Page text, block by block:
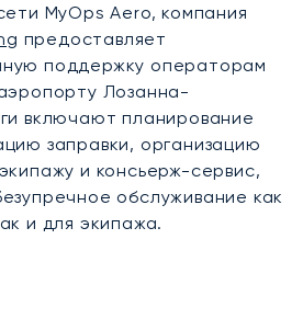
MyOps Aero, компания
предоставляет
поддержку операторам
Лозанна-
включают планирование
заправки, организацию
и консьерж-сервис,
обслуживание как
и для экипажа.